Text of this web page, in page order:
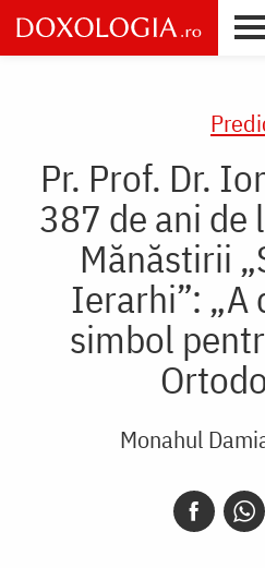
Skip
to
main
Pr. Prof. Dr.
387 de ani de
Mănăstirii
Ierarhi”: „A
simbol
Monahul